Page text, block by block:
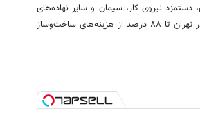
نیروی کار، سیمان و سایر نهاده‌های
غیرمرتبط با پتروشیمی و فولاد در کل مناطق شهری کشور تا ۸۰ درصد و در تهران تا ۸۸ درصد از هزینه‌های ساخت‌وساز